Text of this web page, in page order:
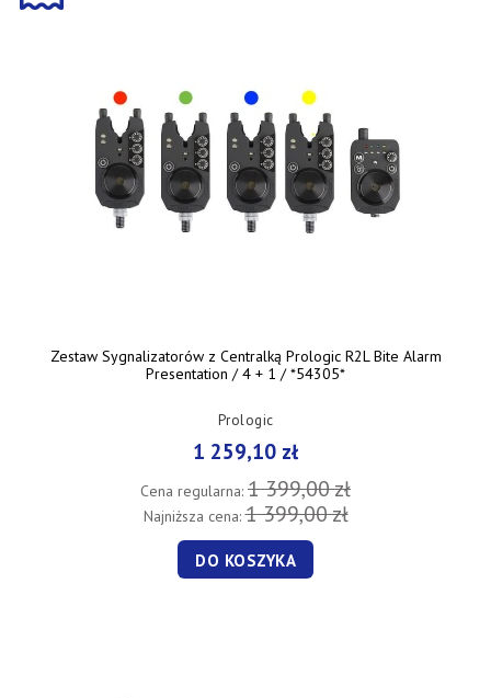
Zestaw Sygnalizatorów z Centralką Prologic R2L Bite Alarm
Presentation / 4 + 1 / *54305*
Prologic
1 259,10 zł
Cena regularna: 1 399,00 zł
Najniższa cena:1 399,00 zł
DO KOSZYKA